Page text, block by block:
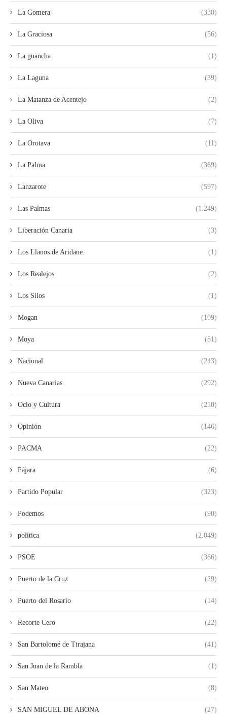
La Gomera (330)
La Graciosa (56)
La guancha (1)
La Laguna (39)
La Matanza de Acentejo (2)
La Oliva (7)
La Orotava (11)
La Palma (369)
Lanzarote (597)
Las Palmas (1.249)
Liberación Canaria (3)
Los Llanos de Aridane. (1)
Los Realejos (2)
Los Silos (1)
Mogan (109)
Moya (81)
Nacional (243)
Nueva Canarias (292)
Ocio y Cultura (210)
Opinión (146)
PACMA (22)
Pájara (6)
Partido Popular (323)
Podemos (90)
política (2.049)
PSOE (366)
Puerto de la Cruz (29)
Puerto del Rosario (14)
Recorte Cero (22)
San Bartolomé de Tirajana (41)
San Juan de la Rambla (1)
San Mateo (8)
SAN MIGUEL DE ABONA (27)